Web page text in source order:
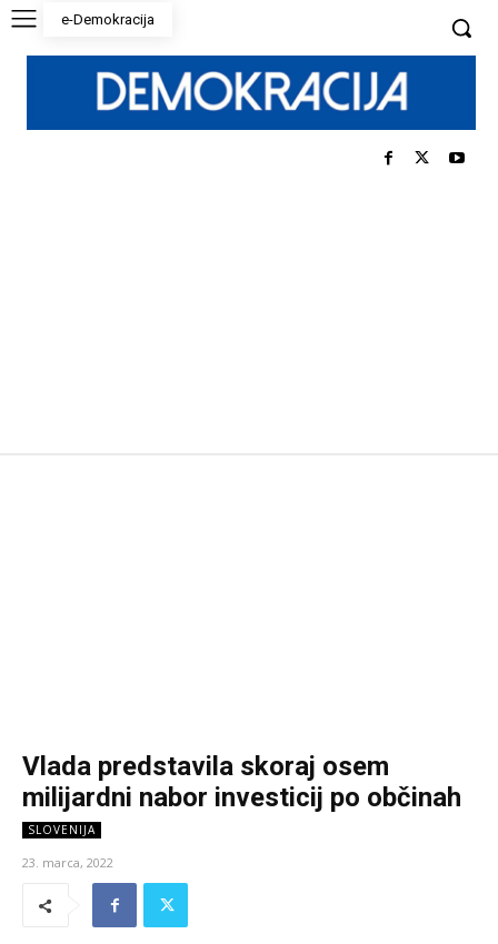
e-Demokracija
Vlada predstavila skoraj osem
milijardni nabor investicij po občinah
SLOVENIJA
23. marca, 2022